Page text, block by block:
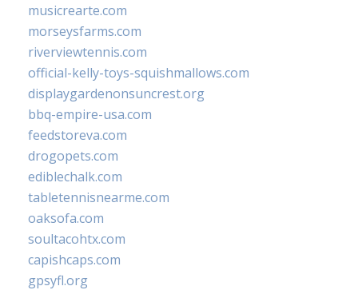
musicrearte.com
morseysfarms.com
riverviewtennis.com
official-kelly-toys-squishmallows.com
displaygardenonsuncrest.org
bbq-empire-usa.com
feedstoreva.com
drogopets.com
ediblechalk.com
tabletennisnearme.com
oaksofa.com
soultacohtx.com
capishcaps.com
gpsyfl.org